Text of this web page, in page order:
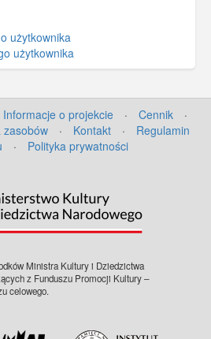
użytkownika
użytkownika
Informacje o projekcie · Cennik
·
zasobów
· Kontakt ·
Regulamin
· Polityka prywatności
Ministra Kultury i Dziedzictwa
z Funduszu Promocji Kultury –
celowego.